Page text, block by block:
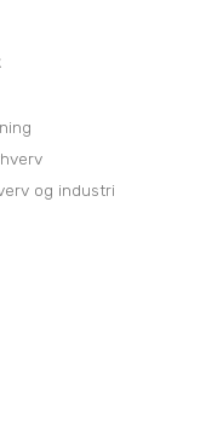
og industri